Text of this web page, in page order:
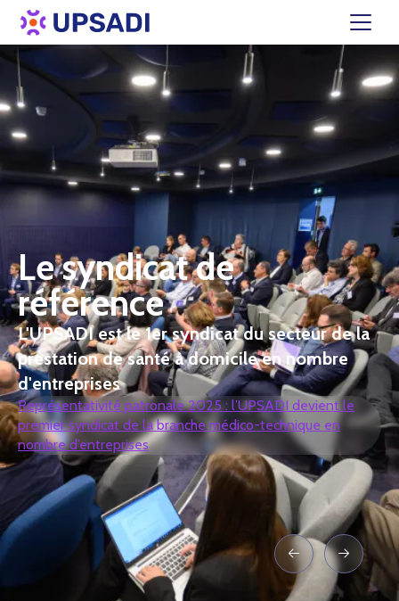
Le syndicat de
référence
L'UPSADI est le 1er syndicat du secteur de la
prestation de santé à domicile en nombre
d'entreprises
Représentativité patronale 2025 : l’UPSADI devient le
premier syndicat de la branche médico-technique en
nombre d’entreprises